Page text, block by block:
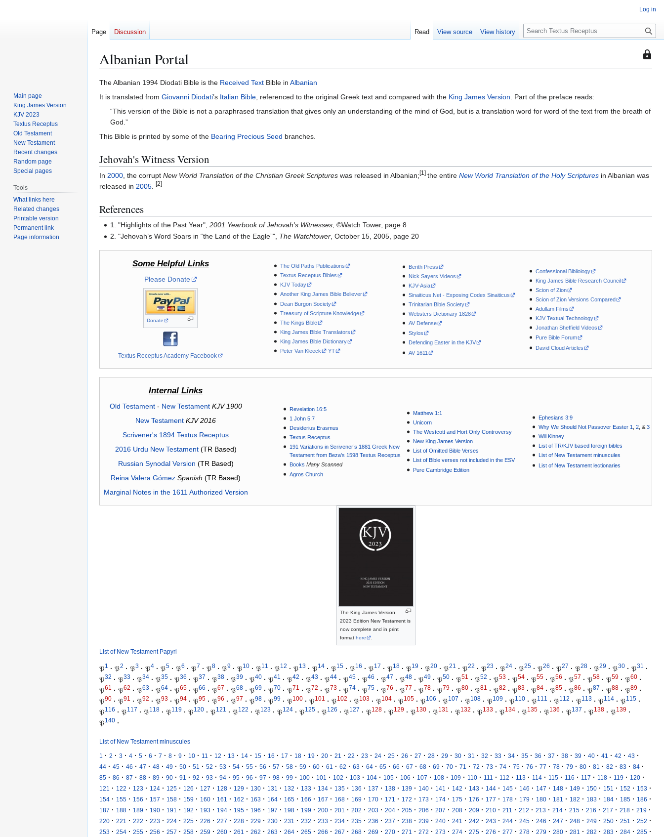
This
that
Albanian Portal
Jump
to
Jump
to
The Albanian 1994 Diodati Bible is the Received Text Bible in Albanian
It is translated from Giovanni Diodati’s Italian Bible, referenced to the original Greek text and compared with the King James Version. Part of the preface reads:
“This version of the Bible is not a paraphrased translation that gives only an understanding of the mind of God, but is a translation word for word of the text from the breath of
God.”
This Bible is printed by some of the Bearing Precious Seed branches.
Jehovah's Witness Version
In 2000, the corrupt New World Translation of the Christian Greek Scriptures was released in Albanian; [1] the entire New World Translation of the Holy Scriptures in Albanian was
released in 2005. [2]
References
1. "Highlights of the Past Year",2001 Yearbook of Jehovah's Witnesses , ©Watch Tower, page 8
2. "Jehovah’s Word Soars in “the Land of the Eagle”", The Watchtower , October 15, 2005, page 20
Some Helpful Links
Please Donate
Donate
Textus Receptus Academy Facebook
The Old Paths Publications
Textus Receptus Bibles
KJV Today
Another King James Bible Believer
Dean Burgon Society
Treasury of Scripture Knowledge
The Kings Bible
King James Bible Translators
King James Bible Dictionary
Peter Van Kleeck
YT
Berith Press
Nick Sayers Videos
KJV-Asia
Sinaiticus.Net - Exposing Codex Sinaiticus
Trinitarian Bible Society
Websters Dictionary 1828
AV Defense
Stylos
Defending Easter in the KJV
AV 1611
Confessional Bibliology
King James Bible Research Council
Scion of Zion
Scion of Zion Versions Compared
Adullam Films
KJV Textual Technology
Jonathan Sheffield Videos
Pure Bible Forum
David Cloud Articles
Internal Links
Old Testament- New Testament KJV 1900
New Testament KJV 2016
Scrivener's 1894 Textus Receptus
2016 Urdu New Testament(TR Based)
Russian Synodal Version (TR Based)
Reina Valera Gómez Spanish (TR Based)
Marginal Notes in the 1611 Authorized Version
Revelation 16:5
1 John 5:7
Desiderius Erasmus
Textus Receptus
191 Variations in Scrivener’s 1881 Greek New
Testament from Beza's 1598 Textus Receptus
Books Many Scanned
Agros Church
Matthew 1:1
Unicorn
The Westcott and Hort Only Controversy
New King James Version
List of Omitted Bible Verses
List of Bible verses not included in the ESV
Pure Cambridge Edition
Ephesians 3:9
Why We Should Not Passover Easter 1
,2 , &3
Will Kinney
List of TR/KJV based foreign bibles
List of New Testament minuscules
List of New Testament lectionaries
The King James Version
2023 Edition New Testament is
now complete and in print
format here .
List of New Testament Papyri
𝔓1 · 𝔓2 · 𝔓3 · 𝔓4 · 𝔓5 · 𝔓6 · 𝔓7 · 𝔓8 · 𝔓9 · 𝔓10 · 𝔓11 · 𝔓12 · 𝔓13 · 𝔓14 · 𝔓15 · 𝔓16 · 𝔓17 · 𝔓18 · 𝔓19 · 𝔓20 · 𝔓21 · 𝔓22 · 𝔓23 · 𝔓24 · 𝔓25 · 𝔓26 · 𝔓27 · 𝔓28 · 𝔓29 · 𝔓30 · 𝔓31
·
𝔓32 · 𝔓33 · 𝔓34 · 𝔓35 · 𝔓36 · 𝔓37 · 𝔓38 · 𝔓39 · 𝔓40 · 𝔓41 · 𝔓42 · 𝔓43 · 𝔓44 · 𝔓45 · 𝔓46 · 𝔓47 · 𝔓48 · 𝔓49 · 𝔓50 · 𝔓51 · 𝔓52 · 𝔓53 · 𝔓54 · 𝔓55 · 𝔓56 · 𝔓57 · 𝔓58 · 𝔓59 · 𝔓60 ·
𝔓61 · 𝔓62 · 𝔓63 · 𝔓64 · 𝔓65 · 𝔓66 · 𝔓67 · 𝔓68 · 𝔓69 · 𝔓70 · 𝔓71 · 𝔓72 · 𝔓73 · 𝔓74 · 𝔓75 · 𝔓76 · 𝔓77 · 𝔓78 · 𝔓79 · 𝔓80 · 𝔓81 · 𝔓82 · 𝔓83 · 𝔓84 · 𝔓85 · 𝔓86 · 𝔓87 · 𝔓88 · 𝔓89 ·
𝔓90 · 𝔓91 · 𝔓92 · 𝔓93 · 𝔓94 · 𝔓95 · 𝔓96 · 𝔓97 · 𝔓98 · 𝔓99 · 𝔓100 · 𝔓101 · 𝔓102 · 𝔓103 · 𝔓104 · 𝔓105 · 𝔓106 · 𝔓107 · 𝔓108 · 𝔓109 · 𝔓110 · 𝔓111 · 𝔓112 · 𝔓113 · 𝔓114 · 𝔓115 ·
𝔓116 · 𝔓117 · 𝔓118 · 𝔓119 · 𝔓120 · 𝔓121 · 𝔓122 · 𝔓123 · 𝔓124 · 𝔓125 · 𝔓126 · 𝔓127 · 𝔓128 · 𝔓129 · 𝔓130 · 𝔓131 · 𝔓132 · 𝔓133 · 𝔓134 · 𝔓135 · 𝔓136 · 𝔓137 · 𝔓138 · 𝔓139 ·
𝔓140 ·
List of New Testament minuscules
1 · 2 · 3 · 4 · 5 · 6 · 7 · 8 · 9 · 10 · 11 · 12 · 13 · 14 · 15 · 16 · 17 · 18 · 19 · 20 · 21 · 22 · 23 · 24 · 25 · 26 · 27 · 28 · 29 · 30 · 31 · 32 · 33 · 34 · 35 · 36 · 37 · 38 · 39 · 40 · 41 · 42 · 43 ·
44 · 45 · 46 · 47 · 48 · 49 · 50 · 51 · 52 · 53 · 54 · 55 · 56 · 57 · 58 · 59 · 60 · 61 · 62 · 63 · 64 · 65 · 66 · 67 · 68 · 69 · 70 · 71 · 72 · 73 · 74 · 75 · 76 · 77 · 78 · 79 · 80 · 81 · 82 · 83 · 84 ·
85 · 86 · 87 · 88 · 89 · 90 · 91 · 92 · 93 · 94 · 95 · 96 · 97 · 98 · 99 · 100 · 101 · 102 · 103 · 104 · 105 · 106 · 107 · 108 · 109 · 110 · 111 · 112 · 113 · 114 · 115 · 116 · 117 · 118 · 119 · 120 ·
121 · 122 · 123 · 124 · 125 · 126 · 127 · 128 · 129 · 130 · 131 · 132 · 133 · 134 · 135 · 136 · 137 · 138 · 139 · 140 · 141 · 142 · 143 · 144 · 145 · 146 · 147 · 148 · 149 · 150 · 151 · 152 · 153 ·
154 · 155 · 156 · 157 · 158 · 159 · 160 · 161 · 162 · 163 · 164 · 165 · 166 · 167 · 168 · 169 · 170 · 171 · 172 · 173 · 174 · 175 · 176 · 177 · 178 · 179 · 180 · 181 · 182 · 183 · 184 · 185 · 186 ·
187 · 188 · 189 · 190 · 191 · 192 · 193 · 194 · 195 · 196 · 197 · 198 · 199 · 200 · 201 · 202 · 203 · 204 · 205 · 206 · 207 · 208 · 209 · 210 · 211 · 212 · 213 · 214 · 215 · 216 · 217 · 218 · 219 ·
220 · 221 · 222 · 223 · 224 · 225 · 226 · 227 · 228 · 229 · 230 · 231 · 232 · 233 · 234 · 235 · 236 · 237 · 238 · 239 · 240 · 241 · 242 · 243 · 244 · 245 · 246 · 247 · 248 · 249 · 250 · 251 · 252 ·
253 · 254 · 255 · 256 · 257 · 258 · 259 · 260 · 261 · 262 · 263 · 264 · 265 · 266 · 267 · 268 · 269 · 270 · 271 · 272 · 273 · 274 · 275 · 276 · 277 · 278 · 279 · 280 · 281 · 282 · 283 · 284 · 285 ·
Log in
Page Discussion Read View source View history
S
e
c
Main page
King James Version
KJV 2023
Textus Receptus
Old Testament
New Testament
Recent changes
Random page
Special pages
Tools
What links here
Related changes
Printable version
Permanent link
Page information